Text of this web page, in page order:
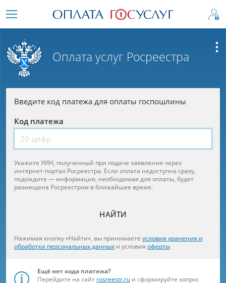
Оплата услуг Росреестра
Введите код платежа для оплаты госпошлины
Код платежа
Укажите УИН, полученный при подаче заявления через
интернет-портал Росреестра. Если оплата недоступна сразу,
подождите — информация, необходимая для оплаты, будет
размещена Росреестром в ближайшее время.
НАЙТИ
Нажимая кнопку «Найти», вы принимаете условия хранения и
обработки персональных данных и условия оферты
Ещё нет кода платежа?
Перейдите на сайт rosreestr.ru и сформируйте запрос